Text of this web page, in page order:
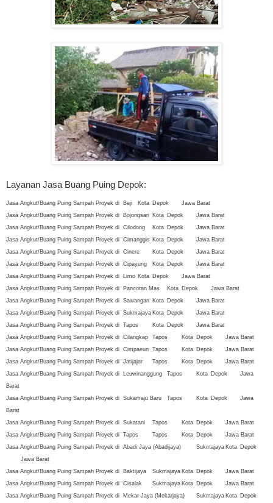
Layanan Jasa Buang Puing Depok:
Jasa Angkut/Buang Puing Sampah Proyek di Beji Kota Depok
Jawa Barat
Jasa Angkut/Buang Puing Sampah Proyek di
Bojongsari Kota Depok
Jawa Barat
Jasa Angkut/Buang Puing Sampah Proyek di Cilodong Kota Depok
Jawa Barat
Jasa Angkut/Buang Puing Sampah Proyek di Cimanggis Kota Depok
Jawa Barat
Jasa Angkut/Buang Puing Sampah Proyek di Cinere Kota Depok
Jawa Barat
Jasa Angkut/Buang Puing Sampah Proyek di Cipayung Kota Depok
Jawa Barat
Jasa Angkut/Buang Puing Sampah Proyek di
Limo Kota Depok
Jawa Barat
Jasa Angkut/Buang Puing Sampah Proyek di
Pancoran Mas Kota Depok
Jawa Barat
Jasa Angkut/Buang Puing Sampah Proyek di Sawangan Kota Depok
Jawa Barat
Jasa Angkut/Buang Puing Sampah Proyek di Sukmajaya Kota Depok
Jawa Barat
Jasa Angkut/Buang Puing Sampah Proyek di Tapos Kota Depok
Jawa Barat
Jasa Angkut/Buang Puing Sampah Proyek di Cilangkap Tapos Kota Depok
Jawa Barat
Jasa Angkut/Buang Puing Sampah Proyek di Cimpaeun Tapos Kota Depok
Jawa Barat
Jasa Angkut/Buang Puing Sampah Proyek di Jatijajar Tapos Kota Depok
Jawa Barat
Jasa Angkut/Buang Puing Sampah Proyek di
Leuwinanggung Tapos Kota Depok
Jawa
Barat
Jasa Angkut/Buang Puing Sampah Proyek di Sukamaju Baru Tapos Kota Depok
Jawa
Barat
Jasa Angkut/Buang Puing Sampah Proyek di Sukatani Tapos Kota Depok
Jawa Barat
Jasa Angkut/Buang Puing Sampah Proyek di Tapos Tapos Kota Depok
Jawa Barat
Jasa Angkut/Buang Puing Sampah Proyek di Abadi Jaya (Abadijaya) Sukmajaya Kota Depok
Jawa Barat
Jasa Angkut/Buang Puing Sampah Proyek di
Baktijaya Sukmajaya Kota Depok
Jawa Barat
Jasa Angkut/Buang Puing Sampah Proyek di Cisalak Sukmajaya Kota Depok
Jawa Barat
Jasa Angkut/Buang Puing Sampah Proyek di
Mekar Jaya (Mekarjaya) Sukmajaya Kota Depok